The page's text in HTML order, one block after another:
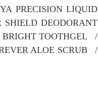
PRECISION LIQUID
DEODORANT
TOOTHGEL /
ALOE SCRUB /